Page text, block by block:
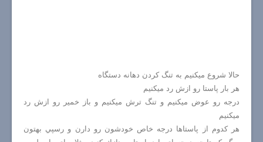
حالا شروع ميكنيم به تنگ كردن دهانه دستگاه
هر بار پاستا رو ازش رد ميكنيم
درجه رو عوض ميكنيم و تنگ ترش ميكنيم و باز خمير رو ازش رد
ميكنيم
هر كدوم از پاستاها درجه خاص خودشون رو دارن و رسپي بهتون